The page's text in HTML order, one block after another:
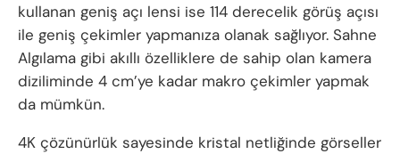
kullanan geniş açı lensi ise 114 derecelik görüş açısı
ile geniş çekimler yapmanıza olanak sağlıyor. Sahne
Algılama gibi akıllı özelliklere de sahip olan kamera
diziliminde 4 cm’ye kadar makro çekimler yapmak
da mümkün.
4K çözünürlük sayesinde kristal netliğinde görseller